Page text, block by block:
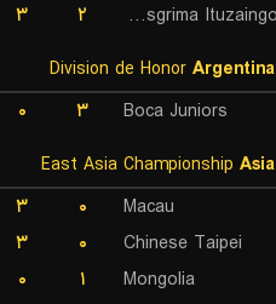
Gimnasia Esgrima Ituzaingo (W)
۲ ۳
Argentina
Boca Juniors
۳ ۰
Asia
Macau
۰ ۳
Chinese Taipei
۰ ۳
Mongolia
۱ ۰